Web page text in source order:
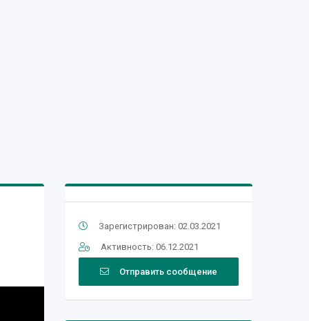
Зарегистрирован: 02.03.2021
Активность: 06.12.2021
Отправить сообщение